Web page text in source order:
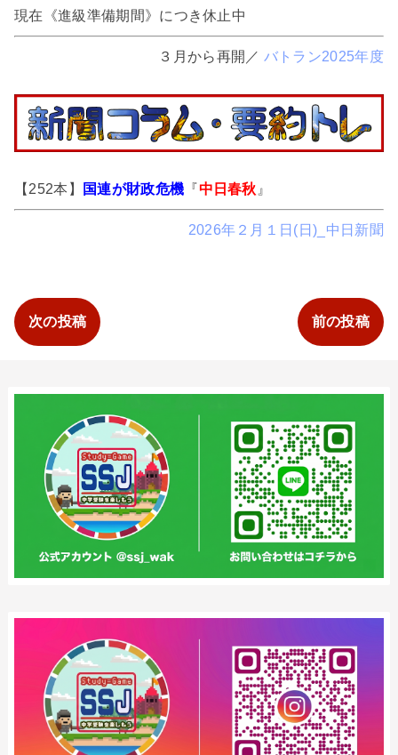
現在《進級準備期間》につき休止中
３月から再開／ バトラン2025年度
【252本】 国連が財政危機 『中日春秋 』
2026年２月１日(日)_中日新聞
次の投稿 前の投稿